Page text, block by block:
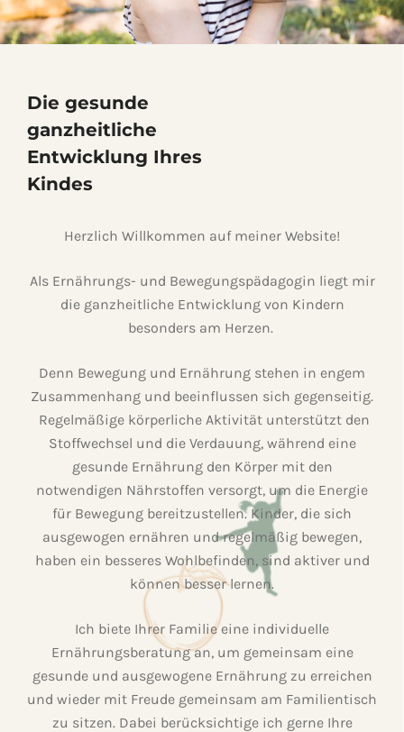
Die gesunde
ganzheitliche
Entwicklung Ihres
Kindes
Herzlich Willkommen auf meiner Website!
Als Ernährungs- und Bewegungspädagogin liegt mir
die ganzheitliche Entwicklung von Kindern
besonders am Herzen.
Denn Bewegung und Ernährung stehen in engem
Zusammenhang und beeinflussen sich gegenseitig.
Regelmäßige körperliche Aktivität unterstützt den
Stoffwechsel und die Verdauung, während eine
gesunde Ernährung den Körper mit den
notwendigen Nährstoffen versorgt, um die Energie
für Bewegung bereitzustellen. Kinder, die sich
ausgewogen ernähren und regelmäßig bewegen,
haben ein besseres Wohlbefinden, sind aktiver und
können besser lernen.
Ich biete Ihrer Familie eine individuelle
Ernährungsberatung an, um gemeinsam eine
gesunde und ausgewogene Ernährung zu erreichen
und wieder mit Freude gemeinsam am Familientisch
zu sitzen. Dabei berücksichtige ich gerne Ihre